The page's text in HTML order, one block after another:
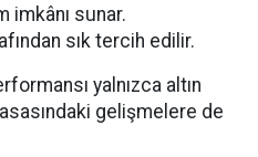
imkânı sunar.
sık tercih edilir.
yalnızca altın
gelişmelere de